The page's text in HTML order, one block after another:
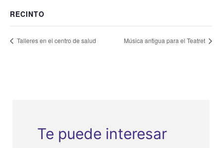
RECINTO
Talleres en el centro de salud Música antigua para el Teatret
Te puede interesar